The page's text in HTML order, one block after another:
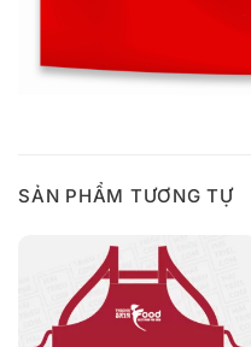
SẢN PHẨM TƯƠNG TỰ